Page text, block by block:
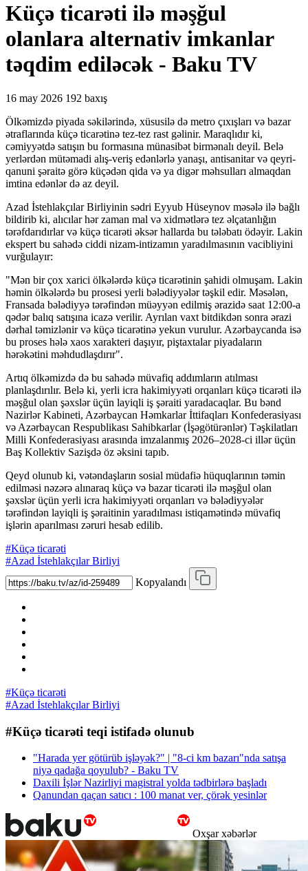
Küçə ticarəti ilə məşğul
olanlara alternativ imkanlar
təqdim ediləcək - Baku TV
16 may 2026 192 baxış
Ölkəmizdə piyada səkilərində, xüsusilə də metro çıxışları və bazar
ətraflarında küçə ticarətinə tez-tez rast gəlinir. Maraqlıdır ki,
cəmiyyətdə satışın bu formasına münasibət birmənalı deyil. Belə
yerlərdən mütəmadi alış-veriş edənlərlə yanaşı, antisanitar və qeyri-
qanuni şəraitə görə küçədən qida və ya digər məhsulları almaqdan
imtina edənlər də az deyil.
Azad İstehlakçılar Birliyinin sədri Eyyub Hüseynov məsələ ilə bağlı
bildirib ki, alıcılar hər zaman mal və xidmətlərə tez əlçatanlığın
tərəfdarıdırlar və küçə ticarəti əksər hallarda bu tələbatı ödəyir. Lakin
ekspert bu sahədə ciddi nizam-intizamın yaradılmasının vacibliyini
vurğulayır:
"Mən bir çox xarici ölkələrdə küçə ticarətinin şahidi olmuşam. Lakin
həmin ölkələrdə bu prosesi yerli bələdiyyələr təşkil edir. Məsələn,
Fransada bələdiyyə tərəfindən müəyyən edilmiş ərazidə saat 12:00-a
qədər balıq satışına icazə verilir. Ayrılan vaxt bitdikdən sonra ərazi
dərhal təmizlənir və küçə ticarətinə yekun vurulur. Azərbaycanda isə
bu proses hələ xaos xarakteri daşıyır, piştaxtalar piyadaların
hərəkətini məhdudlaşdırır".
Artıq ölkəmizdə də bu sahədə müvafiq addımların atılması
planlaşdırılır. Belə ki, yerli icra hakimiyyəti orqanları küçə ticarəti ilə
məşğul olan şəxslər üçün layiqli iş şəraiti yaradacaqlar. Bu bənd
Nazirlər Kabineti, Azərbaycan Həmkarlar İttifaqları Konfederasiyası
və Azərbaycan Respublikası Sahibkarlar (İşəgötürənlər) Təşkilatları
Milli Konfederasiyası arasında imzalanmış 2026–2028-ci illər üçün
Baş Kollektiv Sazişdə öz əksini tapıb.
Qeyd olunub ki, vətəndaşların sosial müdafiə hüquqlarının təmin
edilməsi nəzərə alınaraq küçə və bazar ticarəti ilə məşğul olan
şəxslər üçün yerli icra hakimiyyəti orqanları və bələdiyyələr
tərəfindən layiqli iş şəraitinin yaradılması istiqamətində müvafiq
işlərin aparılması zəruri hesab edilib.
#Küçə ticarəti
#Azad İstehlakçılar Birliyi
Kopyalandı
#Küçə ticarəti
#Azad İstehlakçılar Birliyi
#Küçə ticarəti teqi istifadə olunub
"Harada yer götürüb işləyək?" | "8-ci km bazarı"nda satışa
niyə qadağa qoyulub? - Baku TV
Daxili İşlər Nazirliyi magistral yolda tədbirlərə başladı
Qanundan qaçan satıcı : 100 manat ver, çörək yesinlər
Oxşar xəbərlər